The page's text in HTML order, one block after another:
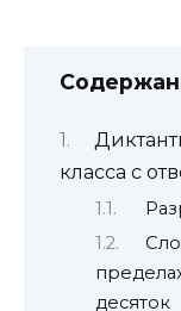
класса с
десяток